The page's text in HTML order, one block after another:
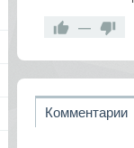
—
Комментарии